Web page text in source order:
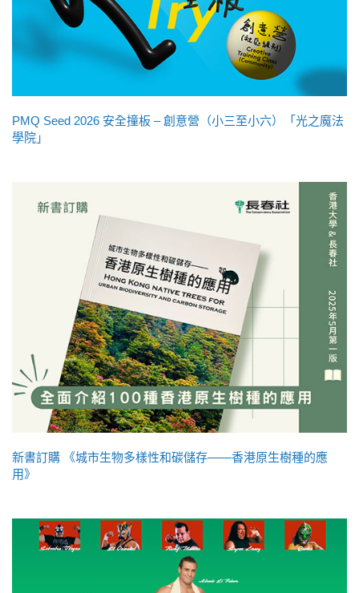
PMQ Seed 2026 安全撞板 – 創意營（小三至小六）「光之魔法
學院」
新書訂購 《城市生物多樣性和碳儲存——香港原生樹種的應
用》